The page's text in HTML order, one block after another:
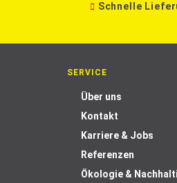
Schnelle
SERVICE
Über uns
Kontakt
Karriere & Jobs
Referenzen
Ökologie &